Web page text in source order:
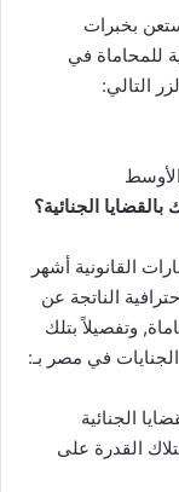
بخبرات
للمحاماة في
التالي:
الجنائية؟
القانونية أشهر
الناتجة عن
وتفصيلاً بتلك
في مصر بـ:
الجنائية
القدرة على